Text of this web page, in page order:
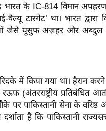
भारत के IC-814 विमान
वैल्यू टारगेट’ था। भारत
जैसे यूसुफ अज़हर और अब्दुल
में किया गया था। हैरान
(अंतरराष्ट्रीय प्रतिबंधित
पर पाकिस्तानी सेना के
है कि पाकिस्तानी